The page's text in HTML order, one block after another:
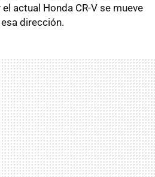
el actual Honda CR-V se mueve
dirección.